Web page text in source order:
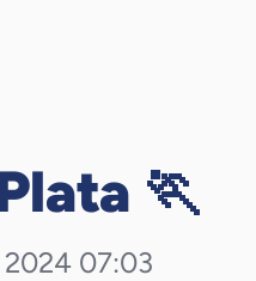
🏃
2024 07:03